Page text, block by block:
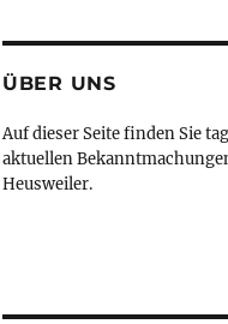
ÜBER UNS
Auf dieser Seite finden Sie
aktuellen
Heusweiler.